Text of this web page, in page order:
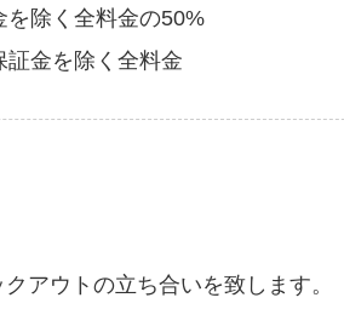
除く全料金の50%
金を除く全料金
アウトの立ち合いを致します。